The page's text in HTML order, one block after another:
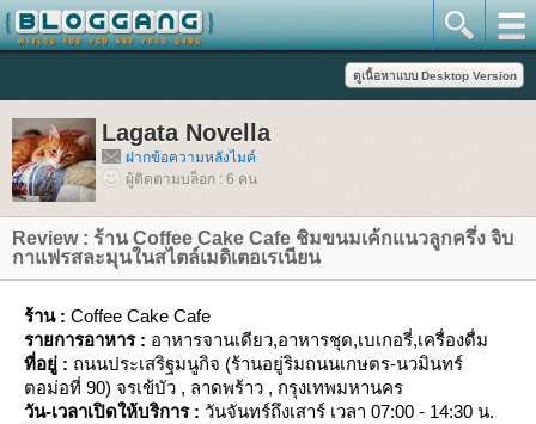
Lagata Novella
ฝากข้อความหลังไมค์
ผู้ติดตามบล็อก : 6 คน
Review : ร้าน Coffee Cake Cafe ชิมขนมเค้กแนวลูกครึ่ง จิบ
กาแฟรสละมุนในสไตล์เมดิเตอเรเนียน
ร้าน : Coffee Cake Cafe
รายการอาหาร : อาหารจานเดียว,อาหารชุด,เบเกอรี่,เครื่องดื่ม
ที่อยู่ : ถนนประเสริฐมนูกิจ (ร้านอยู่ริมถนนเกษตร-นวมินทร์
ตอม่อที่ 90) จรเข้บัว , ลาดพร้าว , กรุงเทพมหานคร
วัน-เวลาเปิดให้บริการ : วันจันทร์ถึงเสาร์ เวลา 07:00 - 14:30 น.